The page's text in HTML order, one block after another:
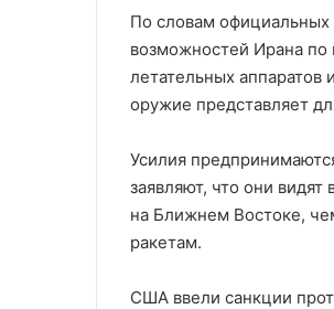
По словам
возможностей Ирана по
летательных аппаратов
оружие представляет
Усилия
заявляют, что они
на Ближнем Востоке,
ракетам.
США ввели санкции